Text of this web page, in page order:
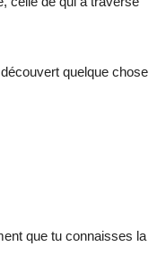
quelque chose
que tu connaisses la